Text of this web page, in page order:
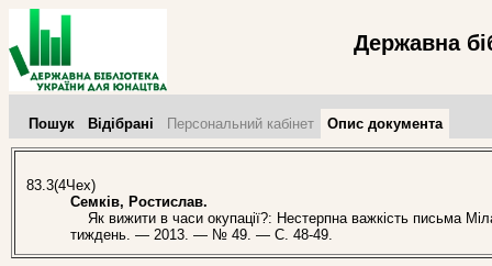
Державна
Пошук Відібрані Персональний кабінет Опис документа
83.3(4Чех)
Семків, Ростислав.
Як вижити в часи окупації?: Нестерпна важкість письма
тиждень. — 2013. — № 49. — С. 48-49.